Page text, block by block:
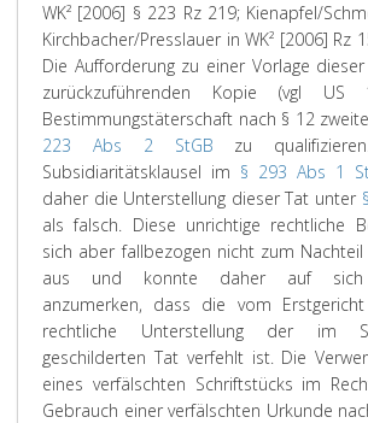
WK² [2006] § 223 Rz 219; Kienapfel/
Kirchbacher/Presslauer in WK² [2006] Rz
Die Aufforderung zu einer Vorlage
zurückzuführenden Kopie (vgl
Bestimmungstäterschaft nach § 12
223 Abs 2 StGB zu
Subsidiaritätsklausel im § 293 Abs 1
daher die Unterstellung dieser Tat unter
als falsch. Diese unrichtige rechtliche
sich aber fallbezogen nicht zum Nachteil
aus und konnte daher auf sich
anzumerken, dass die vom
rechtliche Unterstellung der im
geschilderten Tat verfehlt ist. Die
eines verfälschten Schriftstücks im
Gebrauch einer verfälschten Urkunde